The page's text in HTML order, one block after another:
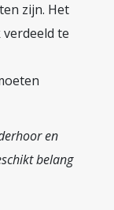
zijn. Het
te
en
belang